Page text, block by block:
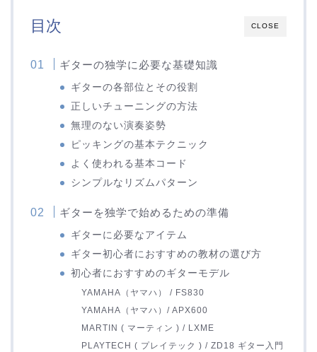
CLOSE
目次
ギターの独学に必要な基礎知識
ギターの各部位とその役割
正しいチューニングの方法
無理のない演奏姿勢
ピッキングの基本テクニック
よく使われる基本コード
シンプルなリズムパターン
ギターを独学で始めるための準備
ギターに必要なアイテム
ギター初心者におすすめの教材の選び方
初心者におすすめのギターモデル
YAMAHA（ヤマハ） / FS830
YAMAHA（ヤマハ）/ APX600
MARTIN ( マーティン ) / LXME
PLAYTECH ( プレイテック ) / ZD18 ギター入門